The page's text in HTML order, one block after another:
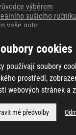
výběrem
sušicího ručníku
vaše auto
autokamery
cookies
používají soubory
prostředí,
webových stránek a
mé předvolby